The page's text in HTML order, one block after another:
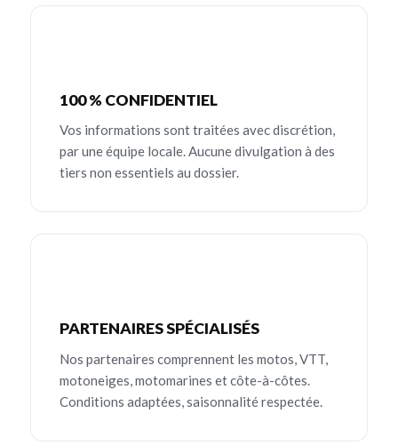
100 % CONFIDENTIEL
Vos informations sont traitées avec discrétion,
par une équipe locale. Aucune divulgation à des
tiers non essentiels au dossier.
PARTENAIRES SPÉCIALISÉS
Nos partenaires comprennent les motos, VTT,
motoneiges, motomarines et côte-à-côtes.
Conditions adaptées, saisonnalité respectée.